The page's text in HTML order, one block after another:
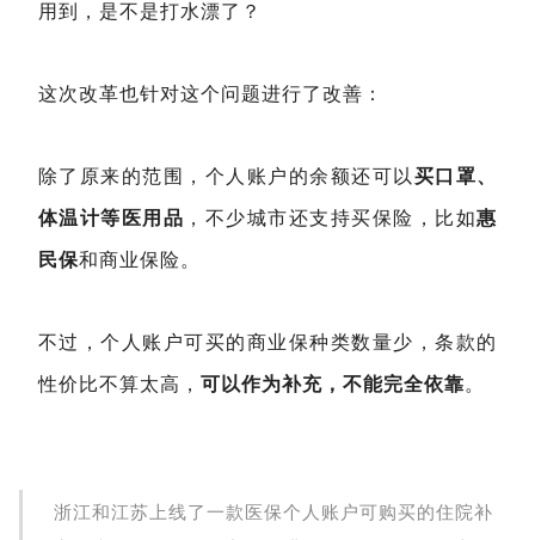
用到，是不是打水漂了？
这次改革也针对这个问题进行了改善：
除了原来的范围，个人账户的余额还可以买口罩、
体温计等医用品 ，不少城市还支持买保险，比如惠
民保和商业保险。
不过，个人账户可买的商业保种类数量少，条款的
性价比不算太高， 可以作为补充，不能完全依靠。
浙江和江苏上线了一款医保个人账户可购买的住院补